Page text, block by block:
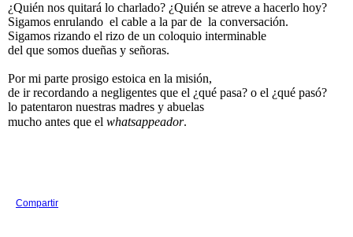
¿Quién nos quitará lo charlado? ¿Quién se atreve a hacerlo hoy?
Sigamos enrulando el cable a la par de la conversación.
Sigamos rizando el rizo de un coloquio interminable
del que somos dueñas y señoras.
Por mi parte prosigo estoica en la misión,
de ir recordando a negligentes que el ¿qué pasa? o el ¿qué pasó?
lo patentaron nuestras madres y abuelas
mucho antes que el whatsappeador.
Compartir